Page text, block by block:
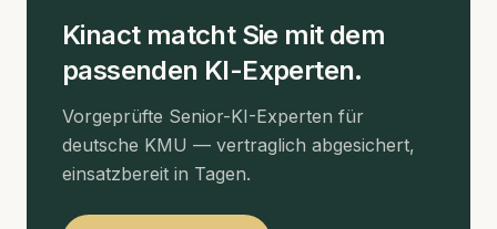
Kinact matcht Sie mit dem
passenden KI-Experten.
Vorgeprüfte Senior-KI-Experten für
deutsche KMU — vertraglich abgesichert,
einsatzbereit in Tagen.